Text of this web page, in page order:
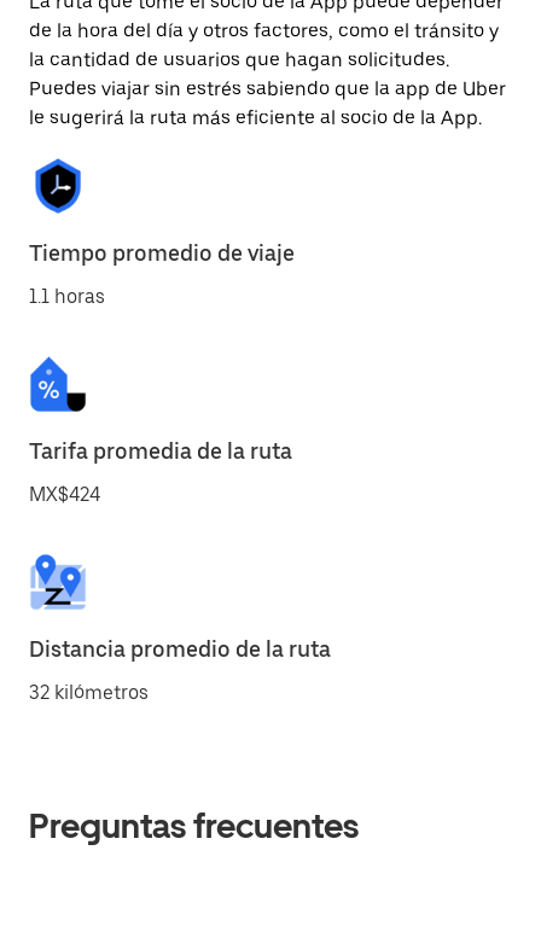
de la hora del día y otros factores, como el tránsito y
la cantidad de usuarios que hagan solicitudes.
Puedes viajar sin estrés sabiendo que la app de Uber
le sugerirá la ruta más eficiente al socio de la App.
Tiempo promedio de viaje
1.1 horas
Tarifa promedia de la ruta
MX$424
Distancia promedio de la ruta
32 kilómetros
Preguntas frecuentes